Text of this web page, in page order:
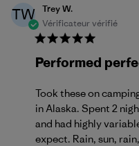
TW
Trey W.
Vérificateur vérifié
Performed
Took these on
in Alaska. Spent 2
and had highly
expect. Rain, sun,